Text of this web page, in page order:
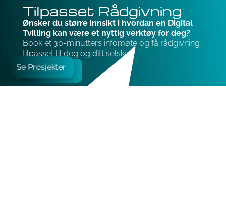
Tilpasset Rådgivning
Ønsker du større innsikt i hvordan en Digital
Tvilling kan være et nyttig verktøy for deg?
Book et 30-minutters infomøte og få rådgivning
tilpasset til deg og ditt selskap.
Book møte
Se Prosjekter